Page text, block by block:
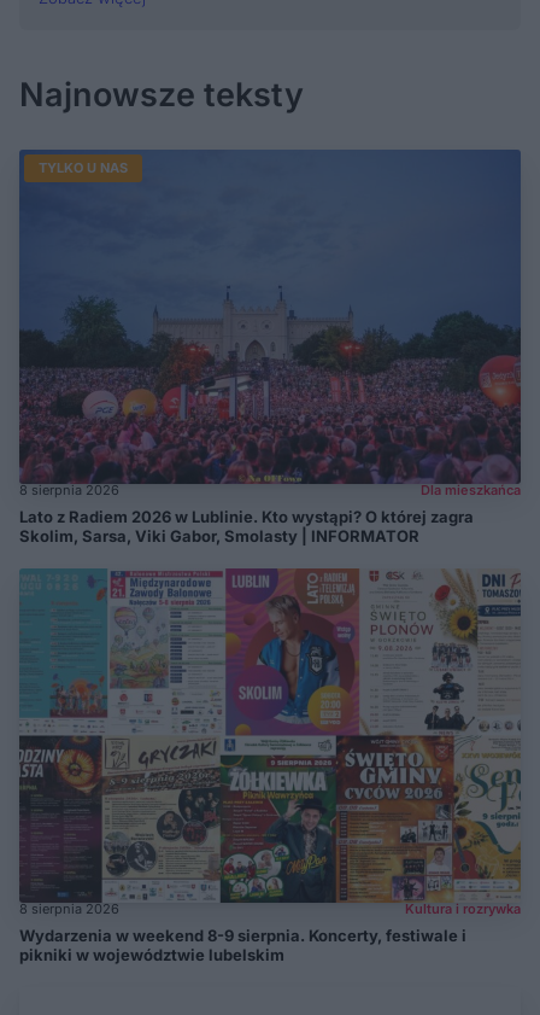
Najnowsze teksty
TYLKO U NAS
8 sierpnia 2026 Dla mieszkańca
Lato z Radiem 2026 w Lublinie. Kto wystąpi? O której zagra
Skolim, Sarsa, Viki Gabor, Smolasty | INFORMATOR
8 sierpnia 2026 Kultura i rozrywka
Wydarzenia w weekend 8-9 sierpnia. Koncerty, festiwale i
pikniki w województwie lubelskim